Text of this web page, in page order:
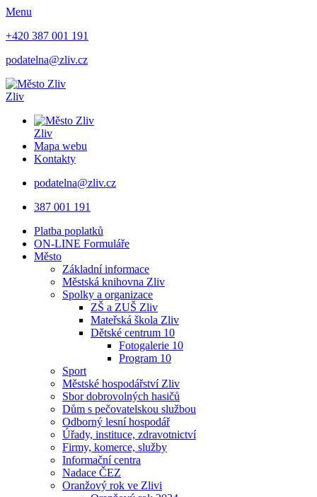
Menu
+420 387 001 191
podatelna@zliv.cz
Zliv
Zliv
Mapa webu
Kontakty
podatelna@zliv.cz
387 001 191
Platba poplatků
ON-LINE Formuláře
Město
Základní informace
Městská knihovna Zliv
Spolky a organizace
ZŠ a ZUŠ Zliv
Mateřská škola Zliv
Dětské centrum 10
Fotogalerie 10
Program 10
Sport
Městské hospodářství Zliv
Sbor dobrovolných hasičů
Dům s pečovatelskou službou
Odborný lesní hospodář
Úřady, instituce, zdravotnictví
Firmy, komerce, služby
Informační centra
Nadace ČEZ
Oranžový rok ve Zlivi